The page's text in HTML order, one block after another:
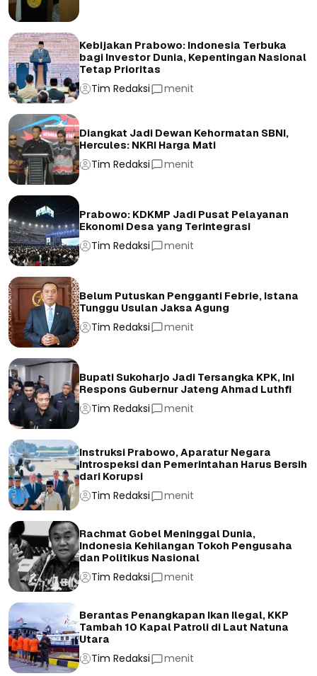
Kebijakan Prabowo: Indonesia Terbuka
bagi Investor Dunia, Kepentingan Nasional
Tetap Prioritas
Tim Redaksi menit
Diangkat Jadi Dewan Kehormatan SBNI,
Hercules: NKRI Harga Mati
Tim Redaksi menit
Prabowo: KDKMP Jadi Pusat Pelayanan
Ekonomi Desa yang Terintegrasi
Tim Redaksi menit
Belum Putuskan Pengganti Febrie, Istana
Tunggu Usulan Jaksa Agung
Tim Redaksi menit
Bupati Sukoharjo Jadi Tersangka KPK, Ini
Respons Gubernur Jateng Ahmad Luthfi
Tim Redaksi menit
Instruksi Prabowo, Aparatur Negara
Introspeksi dan Pemerintahan Harus Bersih
dari Korupsi
Tim Redaksi menit
Rachmat Gobel Meninggal Dunia,
Indonesia Kehilangan Tokoh Pengusaha
dan Politikus Nasional
Tim Redaksi menit
Berantas Penangkapan Ikan Ilegal, KKP
Tambah 10 Kapal Patroli di Laut Natuna
Utara
Tim Redaksi menit